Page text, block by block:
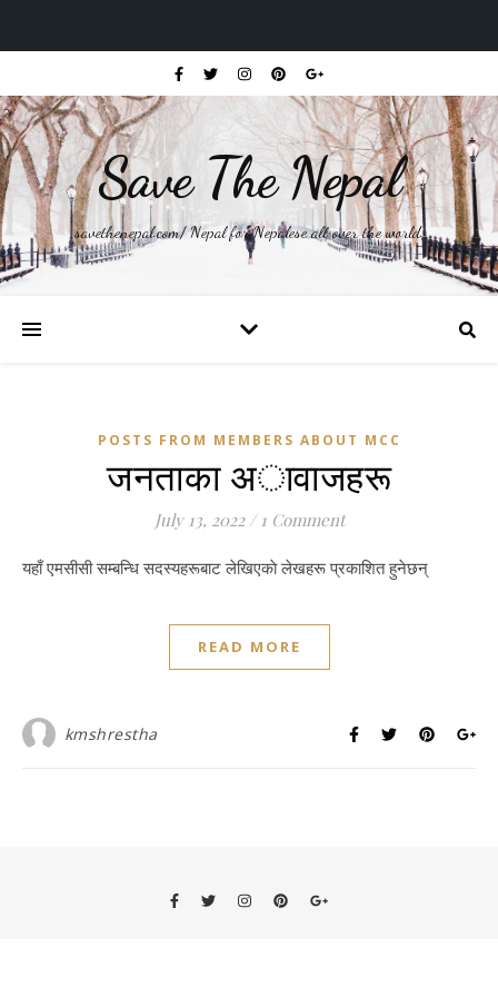
Save The Nepal
savethenepal.com/ Nepal for Nepalese all over the world.
POSTS FROM MEMBERS ABOUT MCC
जनताका अावाजहरू
July 13, 2022 / 1 Comment
यहाँ एमसीसी सम्बन्धि सदस्यहरूबाट लेखिएकाे लेखहरू प्रकाशित हुनेछन्
READ MORE
kmshrestha